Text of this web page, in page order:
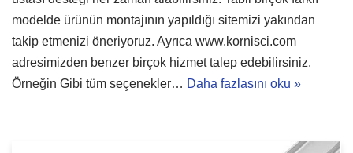
modelde ürünün montajının yapıldığı sitemizi yakından
takip etmenizi öneriyoruz. Ayrıca www.kornisci.com
adresimizden benzer birçok hizmet talep edebilirsiniz.
Örneğin Gibi tüm seçenekler… Daha fazlasını oku »